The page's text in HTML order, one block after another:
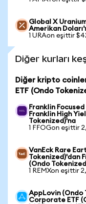
Global X
Amerikan
1 URAon eşittir
Diğer kurları
Diğer kripto
ETF (Ondo
Franklin
Franklin High
Tokenized)'na
1 FFOGon eşittir
VanEck Rare
Tokenized)'dan
(Ondo
1 REMXon eşittir
AppLovin (Ondo
Corporate ETF